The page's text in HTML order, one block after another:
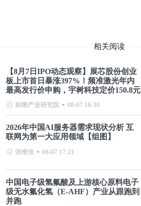
相关阅读
【8月7日IPO动态观察】展芯股份创业
板上市首日暴涨397%！频准激光年内
最高发行价申购，宇树科技定价150.8元
前瞻产业研究院 08-07 18:30
2026年中国AI服务器需求现状分析 互
联网为第一大应用领域【组图】
张维佳 08-07 17:21
中国电子级氢氟酸及上游核心原料电子
级无水氟化氢（E-AHF）产业从跟跑到
并跑